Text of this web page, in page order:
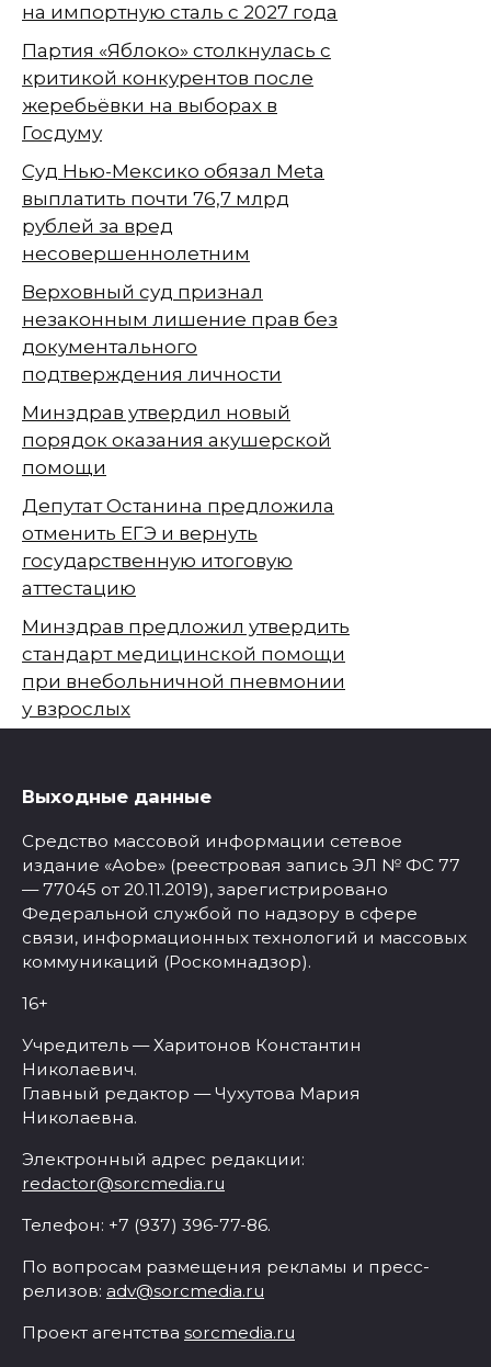
на импортную сталь с 2027 года
Партия «Яблоко» столкнулась с
критикой конкурентов после
жеребьёвки на выборах в
Госдуму
Суд Нью-Мексико обязал Meta
выплатить почти 76,7 млрд
рублей за вред
несовершеннолетним
Верховный суд признал
незаконным лишение прав без
документального
подтверждения личности
Минздрав утвердил новый
порядок оказания акушерской
помощи
Депутат Останина предложила
отменить ЕГЭ и вернуть
государственную итоговую
аттестацию
Минздрав предложил утвердить
стандарт медицинской помощи
при внебольничной пневмонии
у взрослых
Выходные данные
Средство массовой информации сетевое
издание «Aobe» (реестровая запись ЭЛ № ФС 77
— 77045 от 20.11.2019), зарегистрировано
Федеральной службой по надзору в сфере
связи, информационных технологий и массовых
коммуникаций (Роскомнадзор).
16+
Учредитель — Харитонов Константин
Николаевич.
Главный редактор — Чухутова Мария
Николаевна.
Электронный адрес редакции:
redactor@sorcmedia.ru
Телефон: +7 (937) 396-77-86.
По вопросам размещения рекламы и пресс-
релизов: adv@sorcmedia.ru
Проект агентства sorcmedia.ru